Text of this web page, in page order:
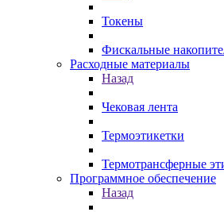
Токены
Фискальные
Расходные материалы
Назад
Чековая лента
Термоэтикетки
Термотрансферные
Программное обеспечение
Назад